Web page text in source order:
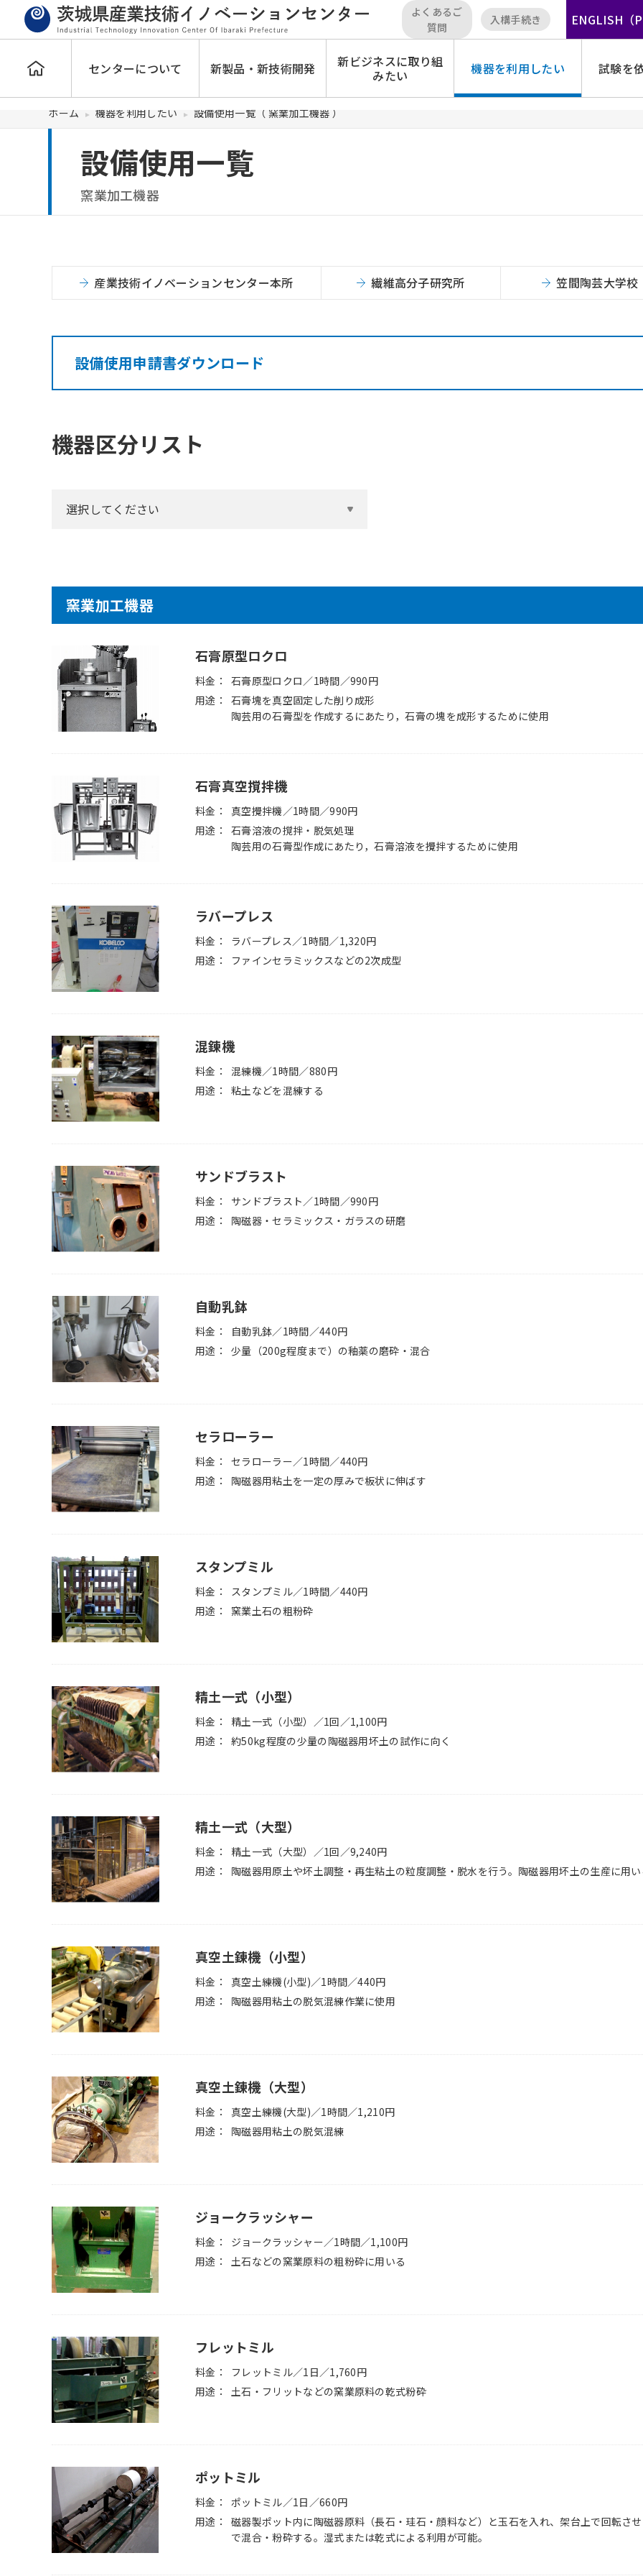
よくあるご
質問
入構手続き ENGLISH（
センターについて 新製品・新技術開発
新ビジネスに取り組
みたい
機器を利用したい 試験を
ホーム 機器を利用したい 設備使用一覧（ 窯業加工機器 ）
設備使用一覧
窯業加工機器
産業技術イノベーションセンター本所 繊維高分子研究所 笠間陶芸大学校
設備使用申請書ダウンロード
機器区分リスト
選択してください
窯業加工機器
石膏原型ロクロ
料金
石膏原型ロクロ／1時間／990円
用途
石膏塊を真空固定した削り成形
陶芸用の石膏型を作成するにあたり，石膏の塊を成形するために使用
石膏真空撹拌機
料金
真空攪拌機／1時間／990円
用途
石膏溶液の撹拌・脱気処理
陶芸用の石膏型作成にあたり，石膏溶液を攪拌するために使用
ラバープレス
料金
ラバープレス／1時間／1,320円
用途
ファインセラミックスなどの2次成型
混錬機
料金
混練機／1時間／880円
用途
粘土などを混練する
サンドブラスト
料金
サンドブラスト／1時間／990円
用途
陶磁器・セラミックス・ガラスの研磨
自動乳鉢
料金
自動乳鉢／1時間／440円
用途
少量（200g程度まで）の釉薬の磨砕・混合
セラローラー
料金
セラローラー／1時間／440円
用途
陶磁器用粘土を一定の厚みで板状に伸ばす
スタンプミル
料金
スタンプミル／1時間／440円
用途
窯業土石の粗粉砕
精土一式（小型）
料金
精土一式（小型）／1回／1,100円
用途
約50kg程度の少量の陶磁器用坏土の試作に向く
精土一式（大型）
料金
精土一式（大型）／1回／9,240円
用途
陶磁器用原土や坏土調整・再生粘土の粒度調整・脱水を行う。陶磁器用坏土の生産に用
真空土錬機（小型）
料金
真空土練機(小型)／1時間／440円
用途
陶磁器用粘土の脱気混練作業に使用
真空土錬機（大型）
料金
真空土練機(大型)／1時間／1,210円
用途
陶磁器用粘土の脱気混練
ジョークラッシャー
料金
ジョークラッシャー／1時間／1,100円
用途
土石などの窯業原料の粗粉砕に用いる
フレットミル
料金
フレットミル／1日／1,760円
用途
土石・フリットなどの窯業原料の乾式粉砕
ポットミル
料金
ポットミル／1日／660円
用途
磁器製ポット内に陶磁器原料（長石・珪石・顔料など）と玉石を入れ、架台上で回転さ
で混合・粉砕する。湿式または乾式による利用が可能。